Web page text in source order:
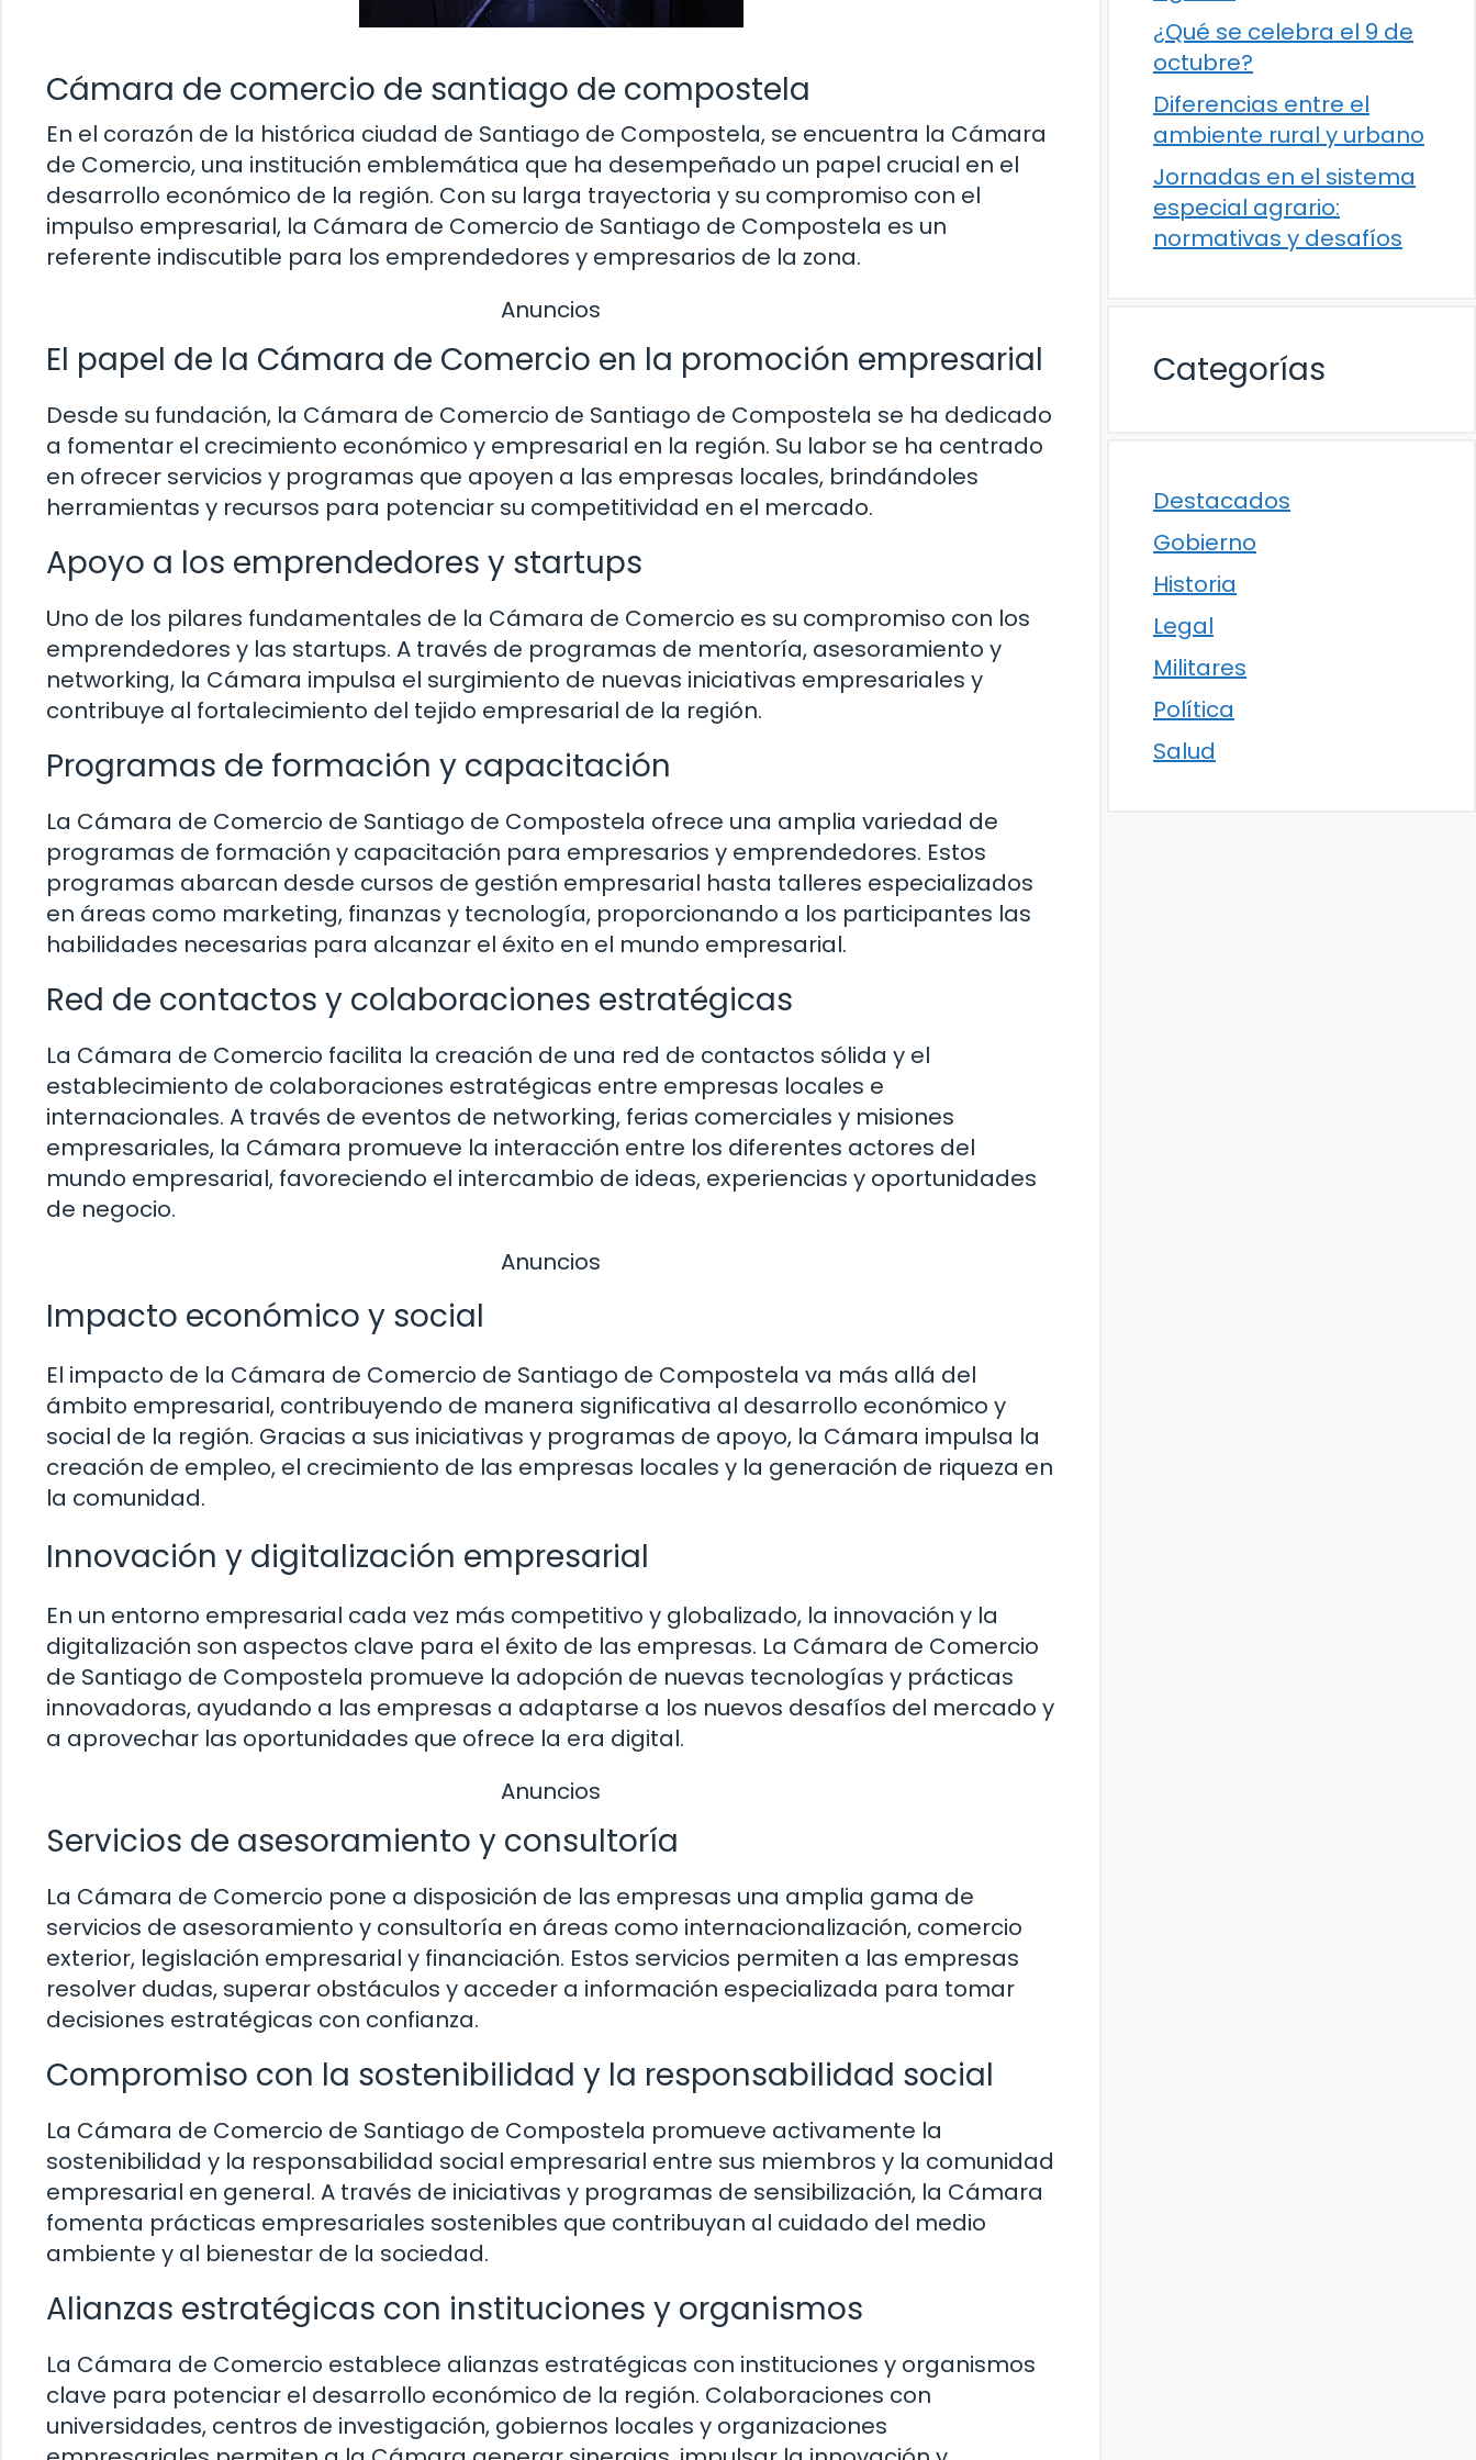
Cámara de comercio de santiago de compostela
En el corazón de la histórica ciudad de Santiago de Compostela, se encuentra la Cámara
de Comercio, una institución emblemática que ha desempeñado un papel crucial en el
desarrollo económico de la región. Con su larga trayectoria y su compromiso con el
impulso empresarial, la Cámara de Comercio de Santiago de Compostela es un
referente indiscutible para los emprendedores y empresarios de la zona.
Anuncios
El papel de la Cámara de Comercio en la promoción empresarial
Desde su fundación, la Cámara de Comercio de Santiago de Compostela se ha dedicado
a fomentar el crecimiento económico y empresarial en la región. Su labor se ha centrado
en ofrecer servicios y programas que apoyen a las empresas locales, brindándoles
herramientas y recursos para potenciar su competitividad en el mercado.
Apoyo a los emprendedores y startups
Uno de los pilares fundamentales de la Cámara de Comercio es su compromiso con los
emprendedores y las startups. A través de programas de mentoría, asesoramiento y
networking, la Cámara impulsa el surgimiento de nuevas iniciativas empresariales y
contribuye al fortalecimiento del tejido empresarial de la región.
Programas de formación y capacitación
La Cámara de Comercio de Santiago de Compostela ofrece una amplia variedad de
programas de formación y capacitación para empresarios y emprendedores. Estos
programas abarcan desde cursos de gestión empresarial hasta talleres especializados
en áreas como marketing, finanzas y tecnología, proporcionando a los participantes las
habilidades necesarias para alcanzar el éxito en el mundo empresarial.
Red de contactos y colaboraciones estratégicas
La Cámara de Comercio facilita la creación de una red de contactos sólida y el
establecimiento de colaboraciones estratégicas entre empresas locales e
internacionales. A través de eventos de networking, ferias comerciales y misiones
empresariales, la Cámara promueve la interacción entre los diferentes actores del
mundo empresarial, favoreciendo el intercambio de ideas, experiencias y oportunidades
de negocio.
Anuncios
Impacto económico y social
El impacto de la Cámara de Comercio de Santiago de Compostela va más allá del
ámbito empresarial, contribuyendo de manera significativa al desarrollo económico y
social de la región. Gracias a sus iniciativas y programas de apoyo, la Cámara impulsa la
creación de empleo, el crecimiento de las empresas locales y la generación de riqueza en
la comunidad.
Innovación y digitalización empresarial
En un entorno empresarial cada vez más competitivo y globalizado, la innovación y la
digitalización son aspectos clave para el éxito de las empresas. La Cámara de Comercio
de Santiago de Compostela promueve la adopción de nuevas tecnologías y prácticas
innovadoras, ayudando a las empresas a adaptarse a los nuevos desafíos del mercado y
a aprovechar las oportunidades que ofrece la era digital.
Anuncios
Servicios de asesoramiento y consultoría
La Cámara de Comercio pone a disposición de las empresas una amplia gama de
servicios de asesoramiento y consultoría en áreas como internacionalización, comercio
exterior, legislación empresarial y financiación. Estos servicios permiten a las empresas
resolver dudas, superar obstáculos y acceder a información especializada para tomar
decisiones estratégicas con confianza.
Compromiso con la sostenibilidad y la responsabilidad social
La Cámara de Comercio de Santiago de Compostela promueve activamente la
sostenibilidad y la responsabilidad social empresarial entre sus miembros y la comunidad
empresarial en general. A través de iniciativas y programas de sensibilización, la Cámara
fomenta prácticas empresariales sostenibles que contribuyan al cuidado del medio
ambiente y al bienestar de la sociedad.
Alianzas estratégicas con instituciones y organismos
La Cámara de Comercio establece alianzas estratégicas con instituciones y organismos
clave para potenciar el desarrollo económico de la región. Colaboraciones con
universidades, centros de investigación, gobiernos locales y organizaciones
¿Qué se celebra el 9 de
octubre?
Diferencias entre el
ambiente rural y urbano
Jornadas en el sistema
especial agrario:
normativas y desafíos
Categorías
Destacados
Gobierno
Historia
Legal
Militares
Política
Salud